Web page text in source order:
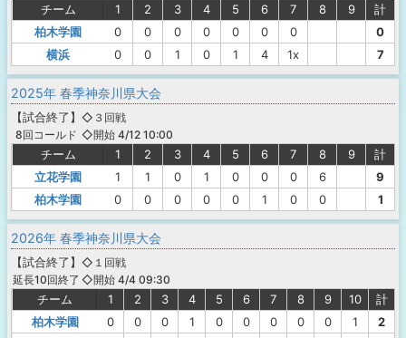
チーム 1 2 3 4 5 6 7 8 9
計
柏木学園
0 0 0 0 0 0 0
0
横浜
0 0 1 0 1 4 1x 7
2025年 春季神奈川県大会
【試合終了 】
8回コールド
◇３回戦
◇開始 4/12 10:00
チーム 1 2 3 4 5 6 7 8 9
計
立花学園
1 1 0 1 0 0 0 6
9
柏木学園
0 0 0 0 0 1 0 0 1
2026年 春季神奈川県大会
【試合終了 】
延長10回終了
◇１回戦
◇開始 4/4 09:30
チーム 1 2 3 4 5 6 7 8 9 10
計
柏木学園
0 0 0 1 0 0 0 0 0 1
2